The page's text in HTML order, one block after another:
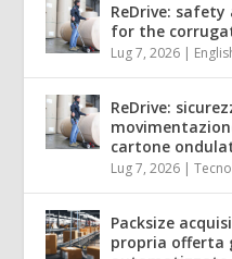
ReDrive:
for the
Lug 7, 2026 |
ReDrive:
cartone
Lug 7, 2026 |
Packsize
propria offerta